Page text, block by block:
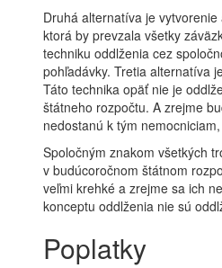
Druhá alternatíva je
ktorá by prevzala všetky
techniku oddlženia cez
pohľadávky. Tretia alternatíva
Táto technika opäť nie je
štátneho rozpočtu. A zrejme
nedostanú k tým
Spoločným znakom všetkých
v budúcoročnom štátnom
veľmi krehké a zrejme sa ich
konceptu oddlženia nie sú
Poplatky